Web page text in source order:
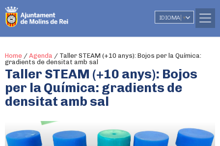
IDIOMA ▼
Home / Agenda / Taller STEAM (+10 anys): Bojos per la Química:
gradients de densitat amb sal
Taller STEAM (+10 anys): Bojos
per la Química: gradients de
densitat amb sal